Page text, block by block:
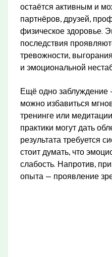
остаётся активным и
партнёров, друзей,
физическое здоровье.
последствия
тревожности,
и эмоциональной
Ещё одно заблуждение
можно избавиться
тренинге или
практики могут дать
результата требуется
стоит думать, что
слабость. Напротив,
опыта — проявление